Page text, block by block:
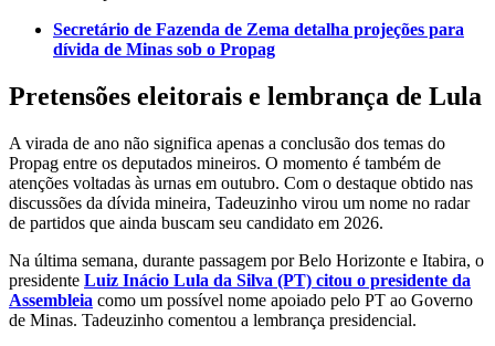
Secretário de Fazenda de Zema detalha projeções para
dívida de Minas sob o Propag
Pretensões eleitorais e lembrança de Lula
A virada de ano não significa apenas a conclusão dos temas do
Propag entre os deputados mineiros. O momento é também de
atenções voltadas às urnas em outubro. Com o destaque obtido nas
discussões da dívida mineira, Tadeuzinho virou um nome no radar
de partidos que ainda buscam seu candidato em 2026.
Na última semana, durante passagem por Belo Horizonte e Itabira, o
presidente Luiz Inácio Lula da Silva (PT) citou o presidente da
Assembleia como um possível nome apoiado pelo PT ao Governo
de Minas. Tadeuzinho comentou a lembrança presidencial.